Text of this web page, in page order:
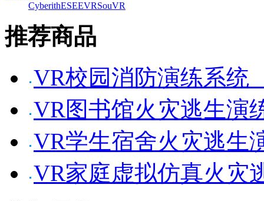
CyberithESEEVRSouVR
推荐商品
VR校园消防演练系统
VR图书馆火灾逃生演
VR学生宿舍火灾逃生
VR家庭虚拟仿真火灾